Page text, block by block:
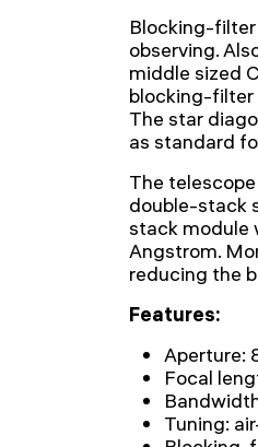
Blocking-filter
observing.
middle sized
blocking-filter
The star
as standard
The
double-stack
stack module
Angstrom.
reducing the
Features:
Aperture:
Focal
Tuning: